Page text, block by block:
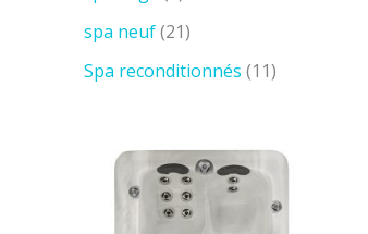
spa neuf 21
Spa reconditionnés 11